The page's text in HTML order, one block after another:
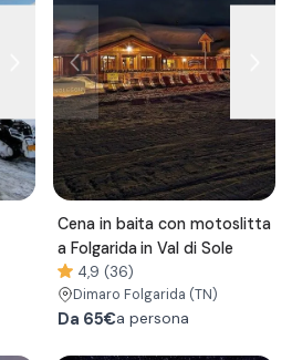
Cena in baita con motoslitta
a Folgarida in Val di Sole
4,9 (36)
Dimaro Folgarida (TN)
Da 65€a persona